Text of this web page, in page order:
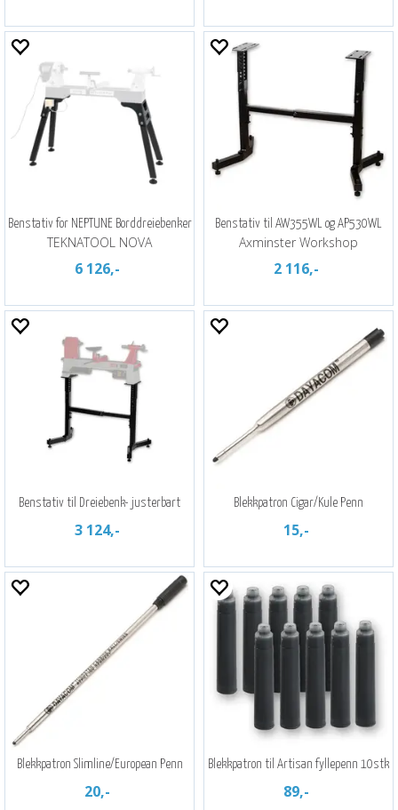
Benstativ for NEPTUNE Borddreiebenker
TEKNATOOL NOVA
6 126,-
Benstativ til AW355WL og AP530WL
Axminster Workshop
2 116,-
Benstativ til Dreiebenk- justerbart
3 124,-
Blekkpatron Cigar/Kule Penn
15,-
Blekkpatron Slimline/European Penn
20,-
Blekkpatron til Artisan fyllepenn 10stk
89,-